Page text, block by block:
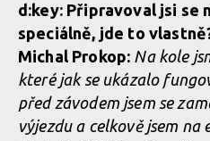
d:key: Připravoval jsi se
speciálně, jde to
Michal Prokop: Na kole
které jak se ukázalo
před závodem jsem se
výjezdu a celkově jsem na